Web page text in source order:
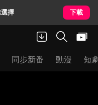
擇 下載
同步新番 動漫 短